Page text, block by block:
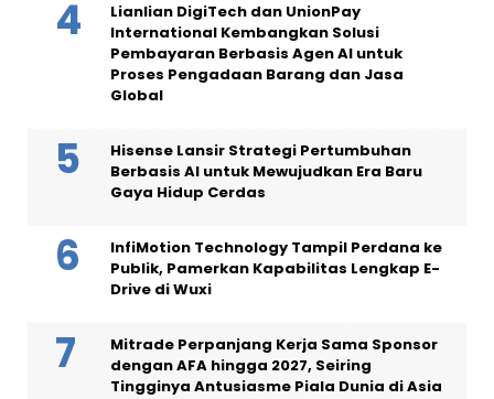
Lianlian DigiTech dan UnionPay
International Kembangkan Solusi
Pembayaran Berbasis Agen AI untuk
Proses Pengadaan Barang dan Jasa
Global
Hisense Lansir Strategi Pertumbuhan
Berbasis AI untuk Mewujudkan Era Baru
Gaya Hidup Cerdas
InfiMotion Technology Tampil Perdana ke
Publik, Pamerkan Kapabilitas Lengkap E-
Drive di Wuxi
Mitrade Perpanjang Kerja Sama Sponsor
dengan AFA hingga 2027, Seiring
Tingginya Antusiasme Piala Dunia di Asia